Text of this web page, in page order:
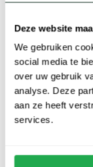
Deze website
We gebruiken
social media te
over uw gebruik
analyse. Deze
aan ze heeft
services.
Business overhemden
Met de strijkvrije
modeflater slaan!
dragen en er toch